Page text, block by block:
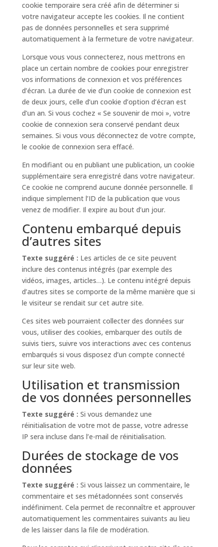
cookie temporaire sera créé afin de déterminer si
votre navigateur accepte les cookies. Il ne contient
pas de données personnelles et sera supprimé
automatiquement à la fermeture de votre navigateur.
Lorsque vous vous connecterez, nous mettrons en
place un certain nombre de cookies pour enregistrer
vos informations de connexion et vos préférences
d’écran. La durée de vie d’un cookie de connexion est
de deux jours, celle d’un cookie d’option d’écran est
d’un an. Si vous cochez « Se souvenir de moi », votre
cookie de connexion sera conservé pendant deux
semaines. Si vous vous déconnectez de votre compte,
le cookie de connexion sera effacé.
En modifiant ou en publiant une publication, un cookie
supplémentaire sera enregistré dans votre navigateur.
Ce cookie ne comprend aucune donnée personnelle. Il
indique simplement l’ID de la publication que vous
venez de modifier. Il expire au bout d’un jour.
Contenu embarqué depuis
d’autres sites
Texte suggéré : Les articles de ce site peuvent
inclure des contenus intégrés (par exemple des
vidéos, images, articles…). Le contenu intégré depuis
d’autres sites se comporte de la même manière que si
le visiteur se rendait sur cet autre site.
Ces sites web pourraient collecter des données sur
vous, utiliser des cookies, embarquer des outils de
suivis tiers, suivre vos interactions avec ces contenus
embarqués si vous disposez d’un compte connecté
sur leur site web.
Utilisation et transmission
de vos données personnelles
Texte suggéré : Si vous demandez une
réinitialisation de votre mot de passe, votre adresse
IP sera incluse dans l’e-mail de réinitialisation.
Durées de stockage de vos
données
Texte suggéré : Si vous laissez un commentaire, le
commentaire et ses métadonnées sont conservés
indéfiniment. Cela permet de reconnaître et approuver
automatiquement les commentaires suivants au lieu
de les laisser dans la file de modération.